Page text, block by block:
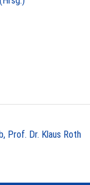
Prof. Dr. Klaus Roth